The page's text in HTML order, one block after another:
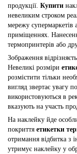
продукції. Купити
невеликим строком
мережу супермаркетів
приміщеннях.
термопринтерів або
Зображення
Невеликі розміри
розмістити тільки
вигляд звертає увагу
використовуються в
вказують на участь
На наклейку йде
покриття етикетки
отримання відбитка з
утримує наклейку у